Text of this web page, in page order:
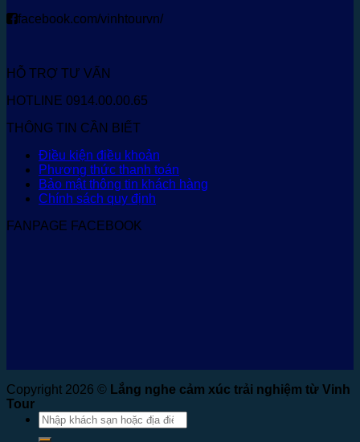
facebook.com/vinhtourvn/
HỖ TRỢ TƯ VẤN
HOTLINE 0914.00.00.65
THÔNG TIN CẦN BIẾT
Điều kiện điều khoản
Phương thức thanh toán
Bảo mật thông tin khách hàng
Chính sách quy định
FANPAGE FACEBOOK
Copyright 2026 © Lắng nghe cảm xúc trải nghiệm từ Vinh
Tour
Tìm
kiếm: